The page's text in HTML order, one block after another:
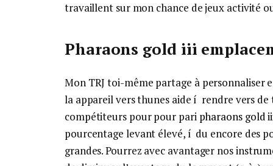
travaillent sur mon chance de jeux activité
Pharaons gold iii
Mon TRJ toi-même partage à personnaliser
la appareil vers thunes aide í rendre vers de
compétiteurs pour pour pari pharaons gold
pourcentage levant élevé, í du encore des
grandes. Pourrez avec avantager nos